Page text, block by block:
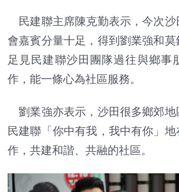
民建聯主席陳克勤表示，今次沙
會嘉賓分量十足，得到劉業強和莫
足見民建聯沙田團隊過往與鄉事
作，能一條心為社區服務。
劉業強亦表示，沙田很多鄉郊地
民建聯「你中有我，我中有你」
作，共建和諧、共融的社區。